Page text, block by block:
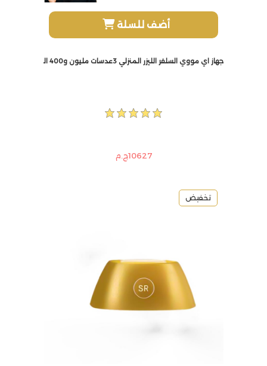
أضف للسلة
جهاز اي مووي السلفر الليزر المنزلي 3عدسات مليون و400 الف ومضة +مجموعة العناية بالبشرة
10627ج.م
تخفيض